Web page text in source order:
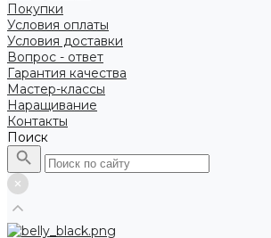
Покупки
Условия оплаты
Условия доставки
Вопрос - ответ
Гарантия качества
Мастер-классы
Наращивание
Контакты
Поиск